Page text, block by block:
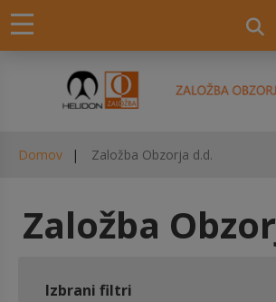
Domov Založba Obzorja d.d.
Založba
Izbrani filtri